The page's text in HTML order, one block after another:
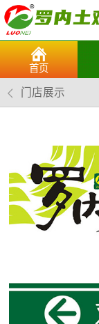
首页
门店展示